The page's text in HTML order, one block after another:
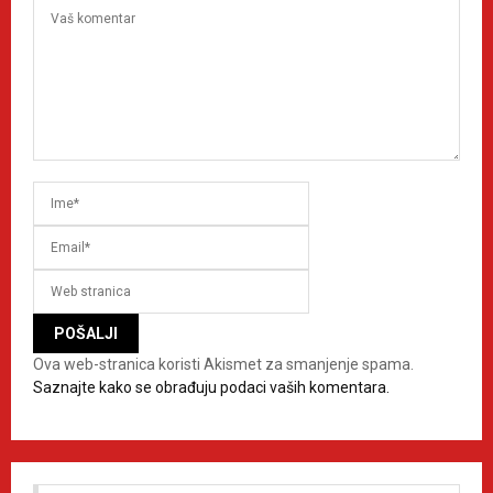
Ova web-stranica koristi Akismet za smanjenje spama.
Saznajte kako se obrađuju podaci vaših komentara.